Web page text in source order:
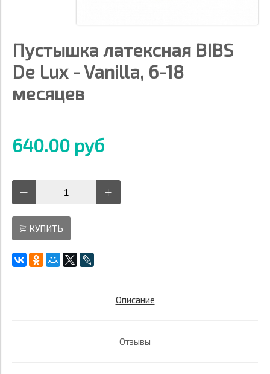
Пустышка латексная BIBS
De Lux - Vanilla, 6-18
месяцев
640.00 руб
КУПИТЬ
Описание
Отзывы